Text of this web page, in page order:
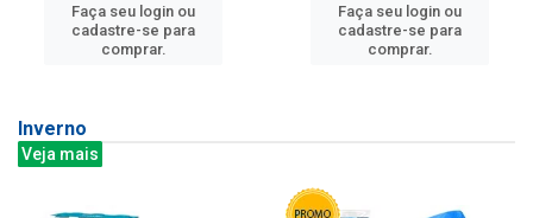
Faça seu login ou
cadastre-se para
comprar.
Faça seu login ou
cadastre-se para
comprar.
Inverno
Veja mais